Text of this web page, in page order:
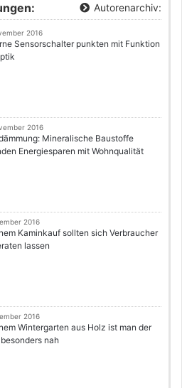
Autorenarchiv:
2016
Sensorschalter punkten mit Funktion
2016
Mineralische Baustoffe
Energiesparen mit Wohnqualität
2016
Kaminkauf sollten sich Verbraucher
lassen
2016
Wintergarten aus Holz ist man der
nah